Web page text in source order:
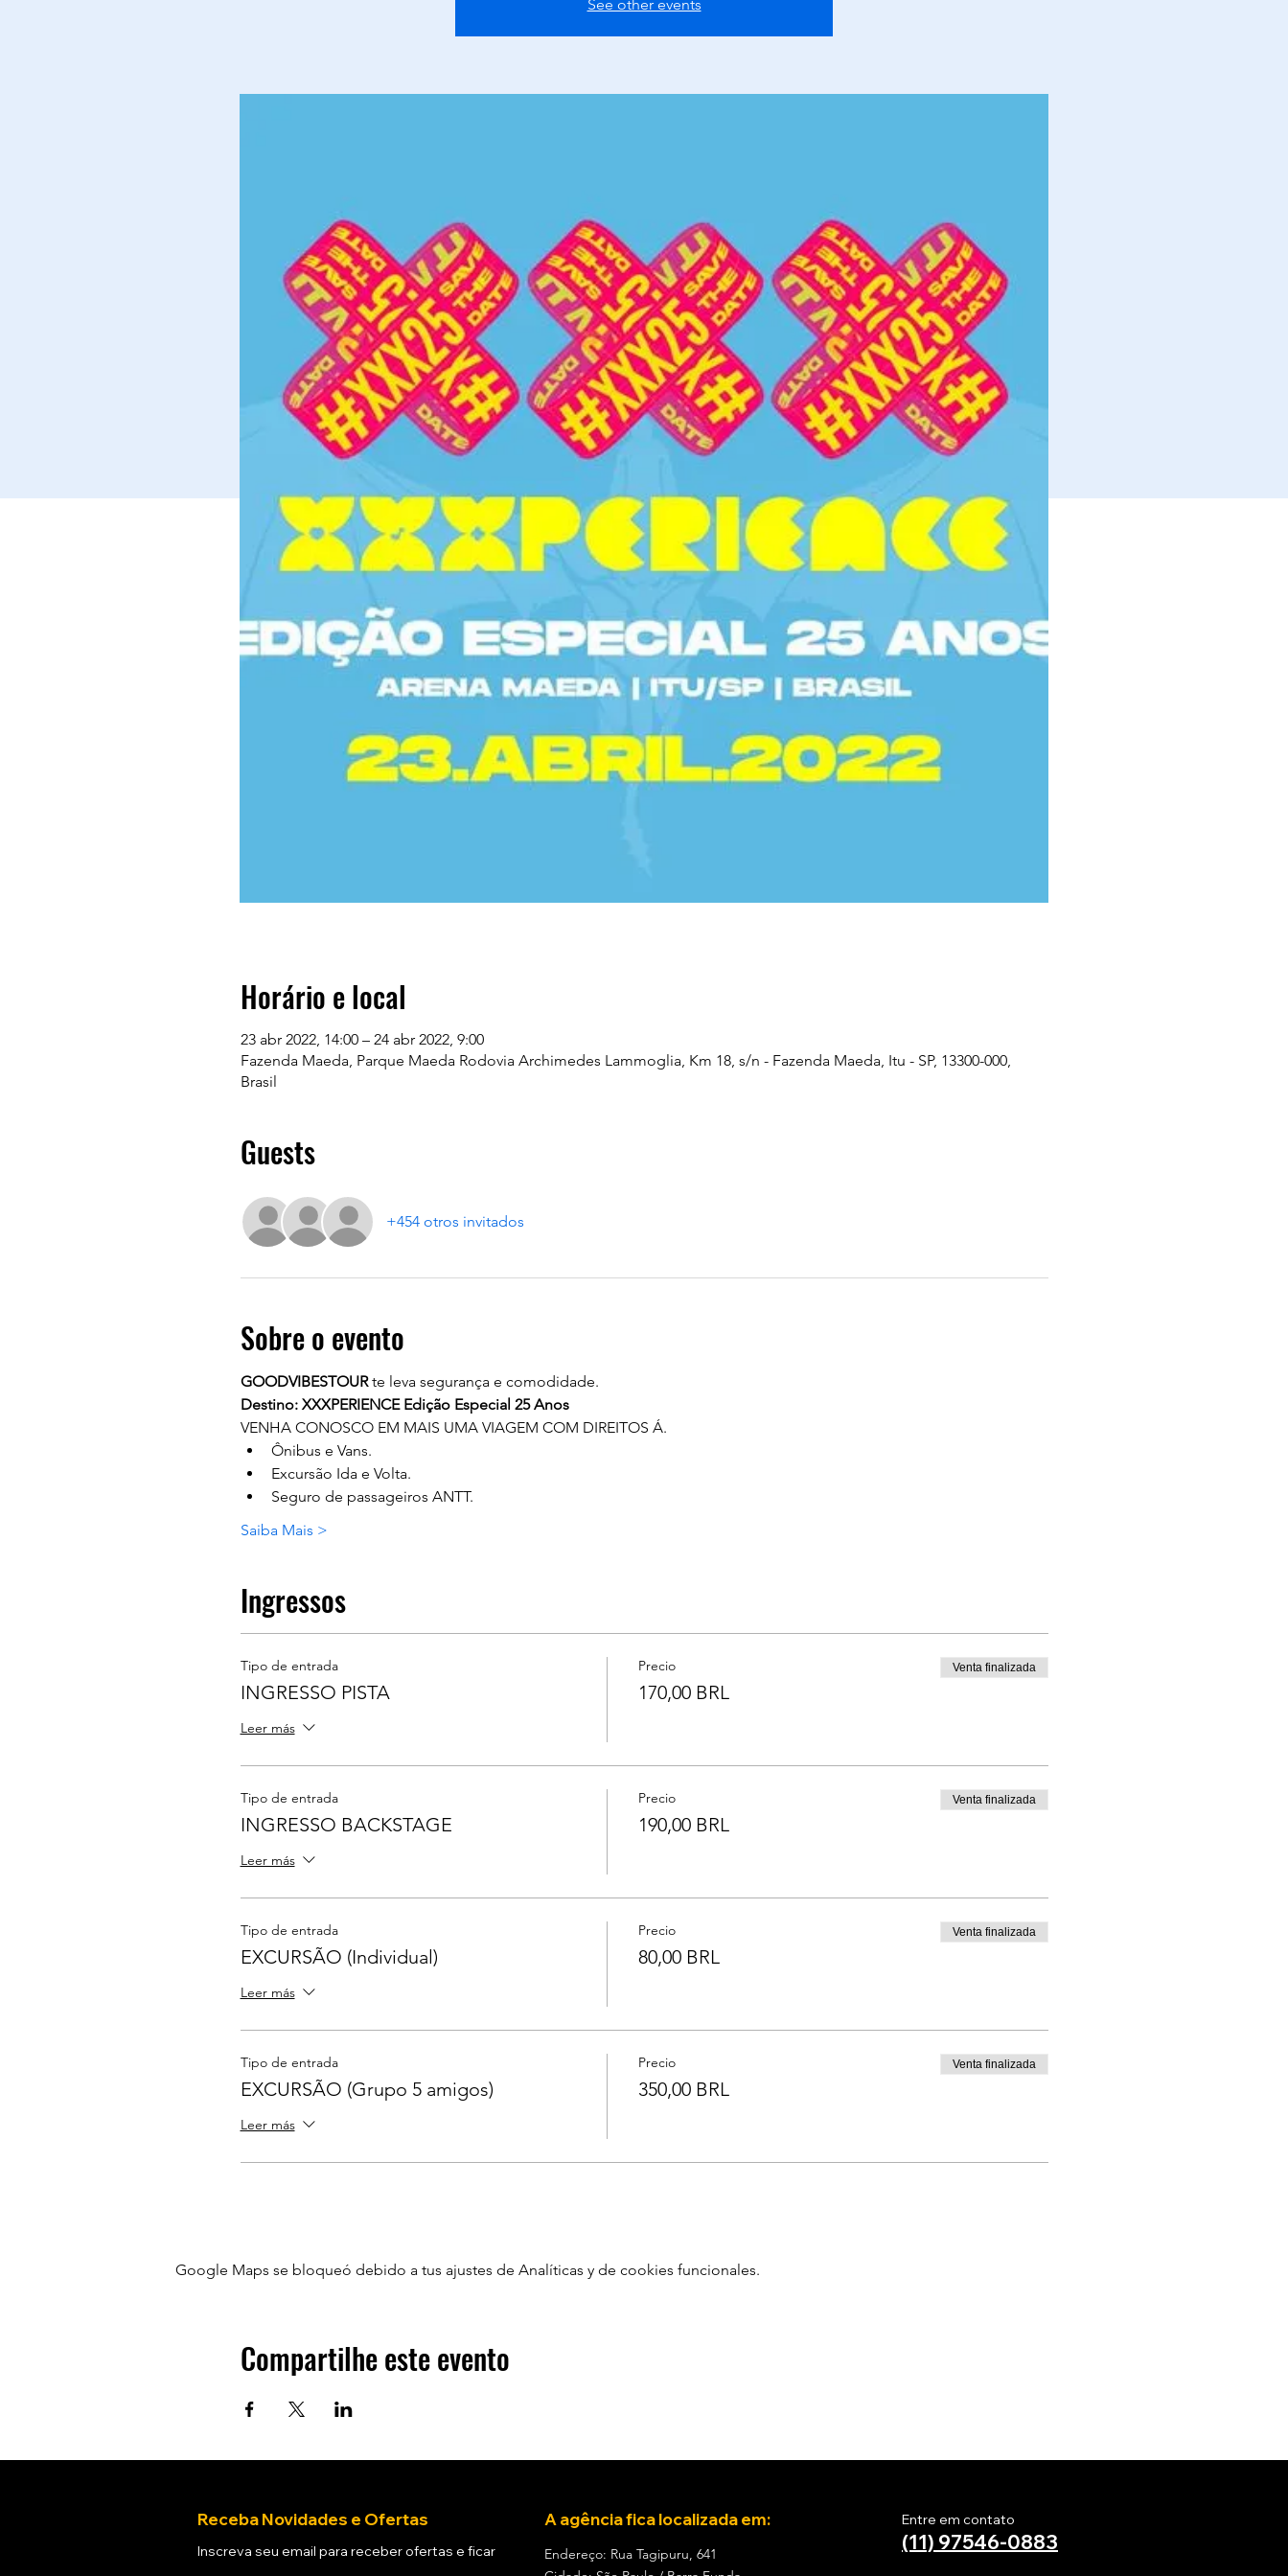
See other events
Horário e local
23 abr 2022, 14:00 – 24 abr 2022, 9:00
Fazenda Maeda, Parque Maeda Rodovia Archimedes Lammoglia, Km 18, s/n - Fazenda Maeda, Itu - SP, 13300-000,
Brasil
Guests
+454 otros invitados
Sobre o evento
GOODVIBESTOUR te leva segurança e comodidade.
Destino: XXXPERIENCE Edição Especial 25 Anos
VENHA CONOSCO EM MAIS UMA VIAGEM COM DIREITOS Á.
Ônibus e Vans.
Excursão Ida e Volta.
Seguro de passageiros ANTT.
Saiba Mais >
Ingressos
Tipo de entrada
INGRESSO PISTA
Leer más
Precio
170,00 BRL
Venta finalizada
Tipo de entrada
INGRESSO BACKSTAGE
Leer más
Precio
190,00 BRL
Venta finalizada
Tipo de entrada
EXCURSÃO (Individual)
Leer más
Precio
80,00 BRL
Venta finalizada
Tipo de entrada
EXCURSÃO (Grupo 5 amigos)
Leer más
Precio
350,00 BRL
Venta finalizada
Google Maps se bloqueó debido a tus ajustes de Analíticas y de cookies funcionales.
Compartilhe este evento
Receba Novidades e Ofertas
Inscreva seu email para receber ofertas e ficar
A agência fica localizada em:
Endereço: Rua Tagipuru, 641
Entre em contato
(11) 97546-0883